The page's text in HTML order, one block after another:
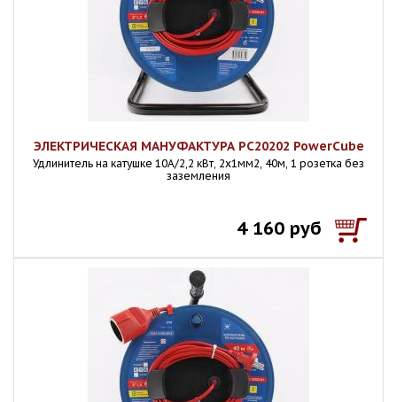
ЭЛЕКТРИЧЕСКАЯ МАНУФАКТУРА PC20202 PowerCube
Удлинитель на катушке 10А/2,2 кВт, 2х1мм2, 40м, 1 розетка без
заземления
4 160 руб